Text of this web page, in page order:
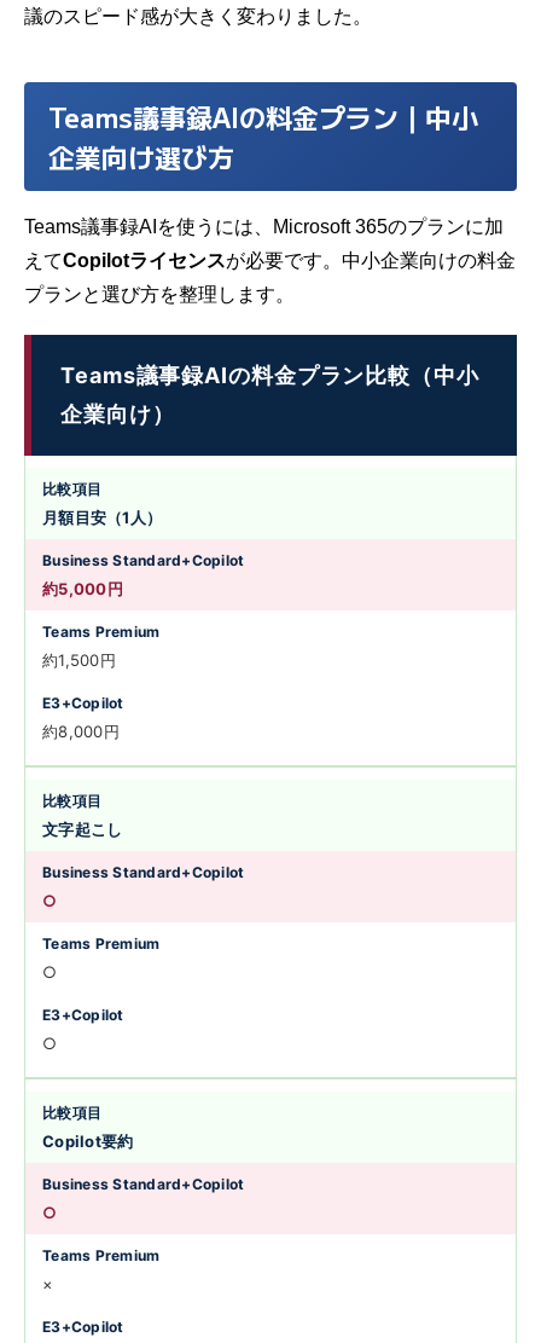
議のスピード感が大きく変わりました。
Teams議事録AIの料金プラン｜中小
企業向け選び方
Teams議事録AIを使うには、Microsoft 365のプランに加
えてCopilotライセンスが必要です。中小企業向けの料金
プランと選び方を整理します。
Teams議事録AIの料金プラン比較（中小
企業向け）
月額目安（1人）
約5,000円
約1,500円
約8,000円
文字起こし
○
○
○
Copilot要約
○
×